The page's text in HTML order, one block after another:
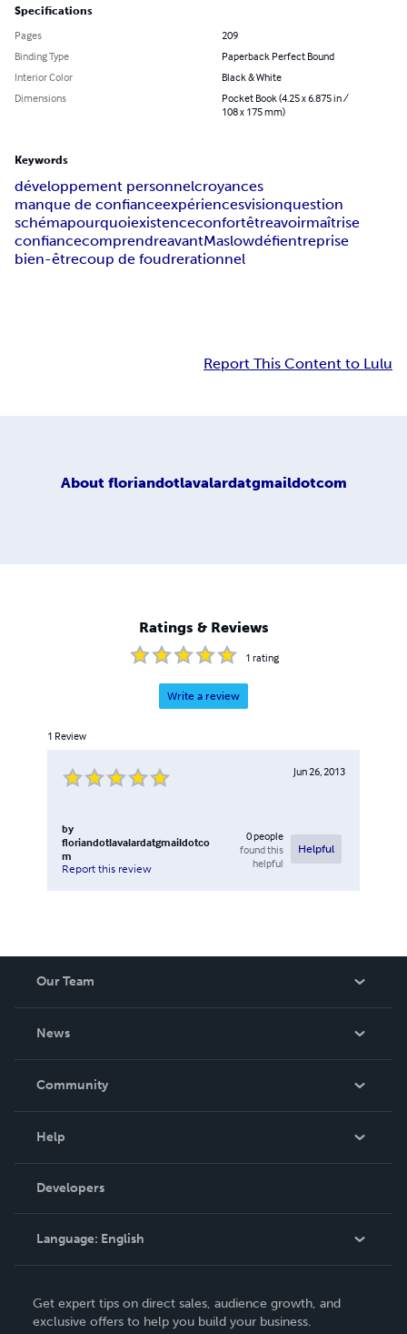
Specifications
Pages
209
Binding Type
Paperback Perfect Bound
Interior Color
Black & White
Dimensions
Pocket Book (4.25 x 6.875 in /
108 x 175 mm)
Keywords
développement personnelcroyances
manque de confianceexpériencesvisionquestion
schémapourquoiexistenceconfortêtreavoirmaîtrise
confiancecomprendreavantMaslowdéfientreprise
bien-êtrecoup de foudrerationnel
Report This Content to Lulu
About floriandotlavalardatgmaildotcom
Ratings & Reviews
1 rating
Write a review
1 Review
Jun 26, 2013
by
floriandotlavalardatgmaildotco
m
Report this review
0people
found this
helpful
Helpful
Our Team
News
In The News
Community
Podcast
Help
Order Lookup
Knowledge Base
Contact Support
Developers
Language: English
Deutsch
Get expert tips on direct sales, audience growth, and
exclusive offers to help you build your business.